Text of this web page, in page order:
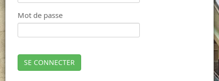
Mot de passe
SE CONNECTER